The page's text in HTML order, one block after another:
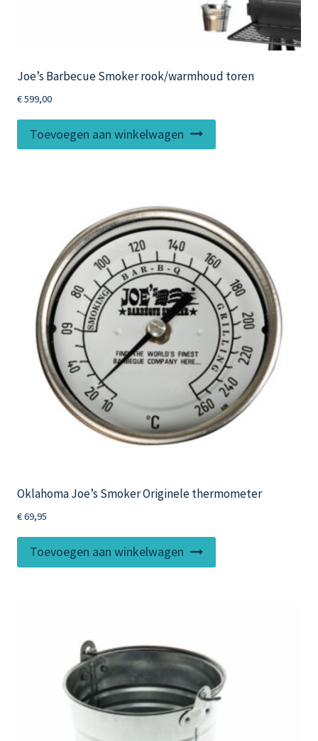
Joe’s Barbecue Smoker rook/warmhoud toren
€599,00
Toevoegen aan winkelwagen
Oklahoma Joe’s Smoker Originele thermometer
€69,95
Toevoegen aan winkelwagen